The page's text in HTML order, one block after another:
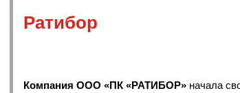
Ратибор
Компания ООО «ПК «РАТИБОР»начала